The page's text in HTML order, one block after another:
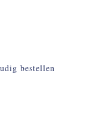
bestellen